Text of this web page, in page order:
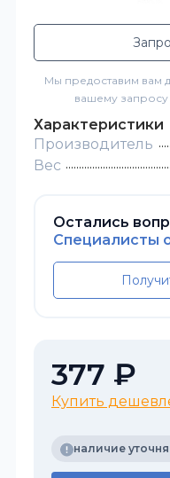
Мы предоставим вам
вашему
Характеристики
Производитель
Вес
Остались
Специалисты
377 ₽
Купить
наличие